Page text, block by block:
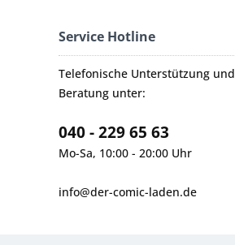
Service Hotline
Telefonische Unterstützung und
Beratung unter:
040 - 229 65 63
Mo-Sa, 10:00 - 20:00 Uhr
info@der-comic-laden.de